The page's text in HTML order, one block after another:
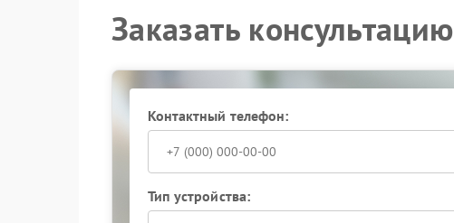
Заказать консультацию
Контактный телефон:
Тип устройства: